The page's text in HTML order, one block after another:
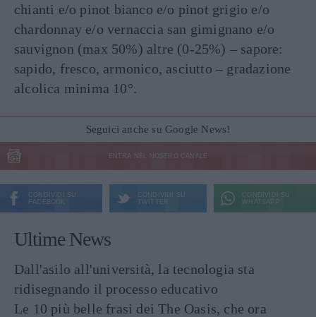
chianti e/o pinot bianco e/o pinot grigio e/o
chardonnay e/o vernaccia san gimignano e/o
sauvignon (max 50%) altre (0-25%) – sapore:
sapido, fresco, armonico, asciutto – gradazione
alcolica minima 10°.
Seguici anche su Google News!
ENTRA NEL NOSTRO CANALE
CONDIVIDI SU
FACEBOOK
CONDIVIDI SU
TWITTER
CONDIVIDI SU
WHATSAPP
Ultime News
Dall'asilo all'università, la tecnologia sta
ridisegnando il processo educativo
Le 10 più belle frasi dei The Oasis, che ora